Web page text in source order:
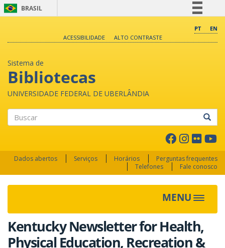
BRASIL
Comunica BR
PT
EN
ACESSIBILIDADE
ALTO CONTRASTE
Sistema de
Bibliotecas
UNIVERSIDADE FEDERAL DE UBERLÂNDIA
Dados abertos Serviços Horários
Perguntas frequentes
Telefones
Fale conosco
MENU Toggle
Kentucky Newsletter for Health,
Physical Education, Recreation &